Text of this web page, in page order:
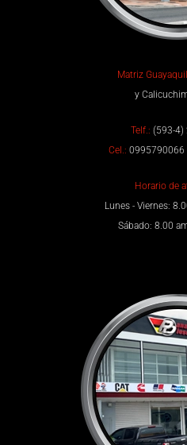
Matriz
y
Telf.: (593-4)
Cel.: 0995790066
Horario de
Lunes - Viernes:
Sábado: 8.00